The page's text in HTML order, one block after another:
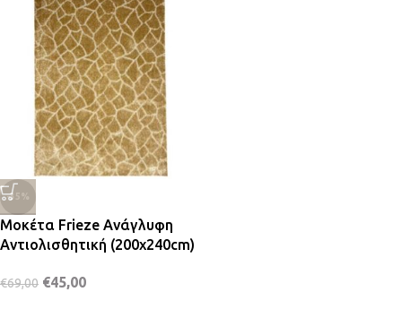
-35%
Μοκέτα Frieze Ανάγλυφη
Αντιολισθητική (200x240cm)
€69,00 €45,00